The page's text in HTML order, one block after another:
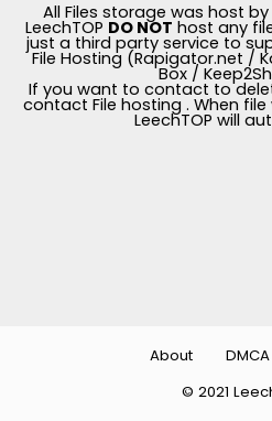
All Files storage was host
LeechTOP DO NOT host any
just a third party service to
File Hosting (Rapigator.net /
Box /
If you want to contact to
contact File hosting . When
LeechTOP will
© 2021
About DMCA